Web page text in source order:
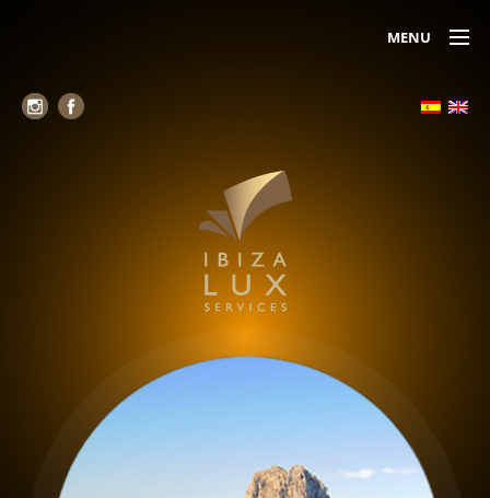
MENU
Alojamiento
Belleza y relax
Reservas de mesas VIP